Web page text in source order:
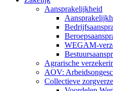
Aansprakelijkheid
WEGAM-
Agrarische
AOV:
Collectieve